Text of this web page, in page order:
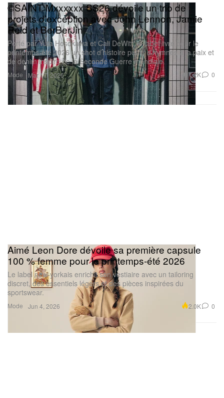
Mode
©SAINT Mxxxxxx SS26 dévoile un trio de
projets d’exception avec John Lennon, Jamie
Reid et BerBerJin
Porté par Yuta Hosokawa et Cali DeWitt, le label livre pour le
printemps-été 2026 un shot d’histoire punk, d’hymnes à la paix et
de denim inspiré de la Seconde Guerre mondiale.
Mar 17, 2026 1.2K 0
Mode
Aimé Leon Dore dévoile sa première capsule
100 % femme pour le printemps-été 2026
Le label new-yorkais enrichit son vestiaire avec un tailoring
discret, des essentiels légers et des pièces inspirées du
sportswear.
Jun 4, 2026 2.0K 0